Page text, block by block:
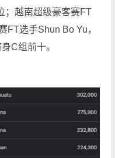
；越南超级豪客赛FT
FT选手Shun Bo Yu，
C组前十。